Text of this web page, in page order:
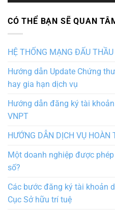
CÓ THỂ BẠN SẼ QUAN
HỆ THỐNG MẠNG ĐẤU THẦU
Hướng dẫn Update Chứng
hay gia hạn dịch vụ
Hướng dẫn đăng ký tài
VNPT
HƯỚNG DẪN DỊCH VỤ HOÀN
Một doanh nghiệp được
số?
Các bước đăng ký tài khoản
Cục Sở hữu trí tuệ